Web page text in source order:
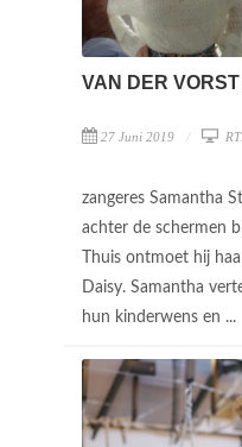
VAN DER
27 Juni 2019
zangeres Samantha
achter de schermen
Thuis ontmoet hij
Daisy. Samantha
hun kinderwens en ...